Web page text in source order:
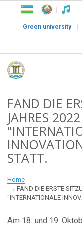
Green university
FAND DIE
JAHRES
STATT.
Home
FAND DIE ERSTE
"INTERNATIONALE
Am 18. und 19.